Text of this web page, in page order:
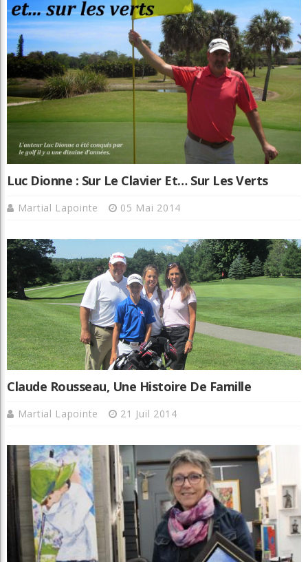
Luc Dionne : Sur Le Clavier Et… Sur Les Verts
Martial Lapointe 05 Mai 2014
Claude Rousseau, Une Histoire De Famille
Martial Lapointe 21 Juil 2014